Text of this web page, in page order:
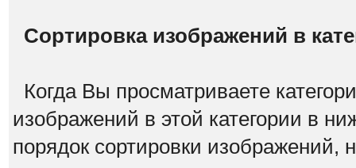
Сортировка изображений в
Когда Вы просматриваете
изображений в этой категории в
порядок сортировки изображений,